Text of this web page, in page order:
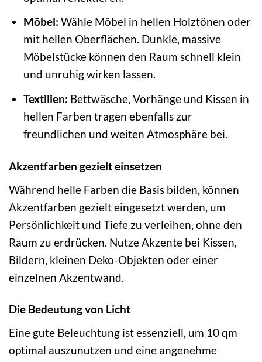
Möbel: Wähle Möbel in hellen Holztönen oder
mit hellen Oberflächen. Dunkle, massive
Möbelstücke können den Raum schnell klein
und unruhig wirken lassen.
Textilien: Bettwäsche, Vorhänge und Kissen in
hellen Farben tragen ebenfalls zur
freundlichen und weiten Atmosphäre bei.
Akzentfarben gezielt einsetzen
Während helle Farben die Basis bilden, können
Akzentfarben gezielt eingesetzt werden, um
Persönlichkeit und Tiefe zu verleihen, ohne den
Raum zu erdrücken. Nutze Akzente bei Kissen,
Bildern, kleinen Deko-Objekten oder einer
einzelnen Akzentwand.
Die Bedeutung von Licht
Eine gute Beleuchtung ist essenziell, um 10 qm
optimal auszunutzen und eine angenehme